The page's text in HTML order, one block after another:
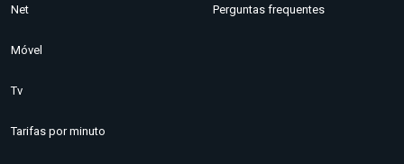
Net
Móvel
Tv
Tarifas por minuto
Perguntas frequentes